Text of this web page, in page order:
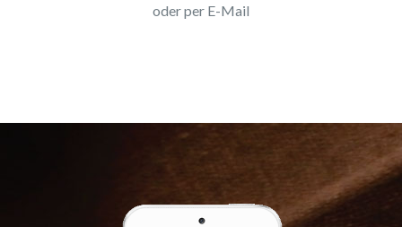
oder per E-Mail